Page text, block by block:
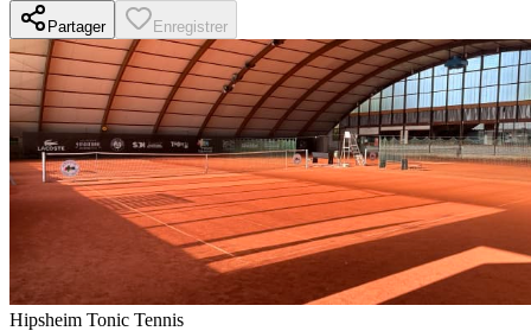
Partager Enregistrer
Hipsheim Tonic Tennis